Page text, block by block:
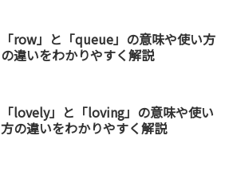
「row」と「queue」の意味や使い方
の違いをわかりやすく解説
「lovely」と「loving」の意味や使い
方の違いをわかりやすく解説